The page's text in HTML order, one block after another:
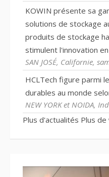
KOWIN présente sa
solutions de stockage
produits de stockage
stimulent l'innovation
SAN JOSÉ, Californie,
HCLTech figure parmi
durables au monde
NEW YORK et NOIDA,
Plus d'actualités Plus de